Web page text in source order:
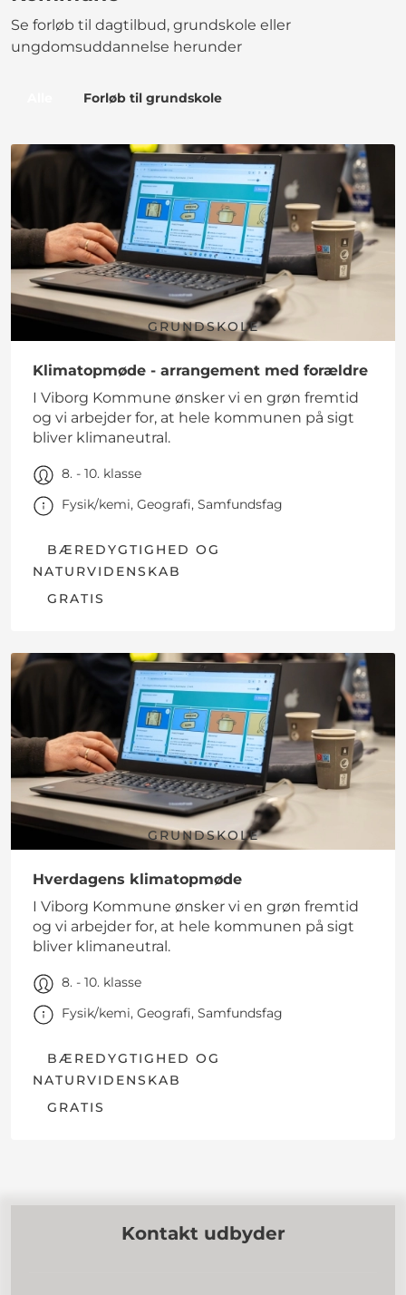
Se forløb til dagtilbud, grundskole eller
ungdomsuddannelse herunder
Forløb til grundskole
GRUNDSKOLE
Klimatopmøde - arrangement med forældre
I Viborg Kommune ønsker vi en grøn fremtid
og vi arbejder for, at hele kommunen på sigt
bliver klimaneutral.
8. - 10. klasse
Fysik/kemi, Geografi, Samfundsfag
BÆREDYGTIGHED OG
NATURVIDENSKAB
GRATIS
GRUNDSKOLE
Hverdagens klimatopmøde
I Viborg Kommune ønsker vi en grøn fremtid
og vi arbejder for, at hele kommunen på sigt
bliver klimaneutral.
8. - 10. klasse
Fysik/kemi, Geografi, Samfundsfag
BÆREDYGTIGHED OG
NATURVIDENSKAB
GRATIS
Kontakt udbyder